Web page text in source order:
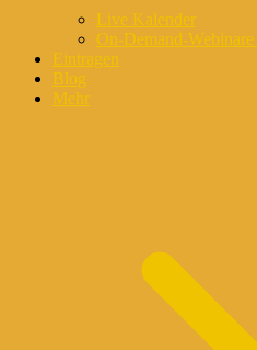
Live Kalender
On-Demand-
Eintragen
Blog
Mehr